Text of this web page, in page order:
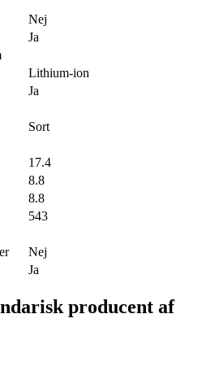
Nej
Ja
Lithium-ion
Ja
Sort
17.4
8.8
8.8
543
Nej
Ja
producent af